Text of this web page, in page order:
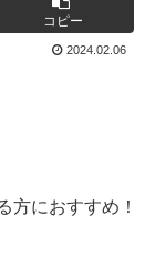
コピー
2024.02.06
方におすすめ！